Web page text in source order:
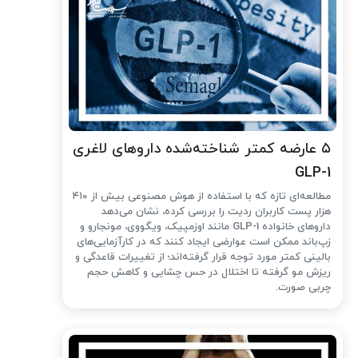
۵ عارضه کمتر شناخته‌شده داروهای لاغری
GLP-1
مطالعه‌ای تازه که با استفاده از هوش مصنوعی بیش از ۴۱۰
هزار پست کاربران ردیت را بررسی کرده، نشان می‌دهد
داروهای خانواده GLP-1 مانند اوزمپیک، ویگووی، مونجارو و
زپ‌باند ممکن است عوارضی ایجاد کنند که در کارآزمایی‌های
بالینی کمتر مورد توجه قرار گرفته‌اند؛ از تغییرات قاعدگی و
ریزش مو گرفته تا اختلال در حس چشایی و کاهش حجم
چربی صورت.